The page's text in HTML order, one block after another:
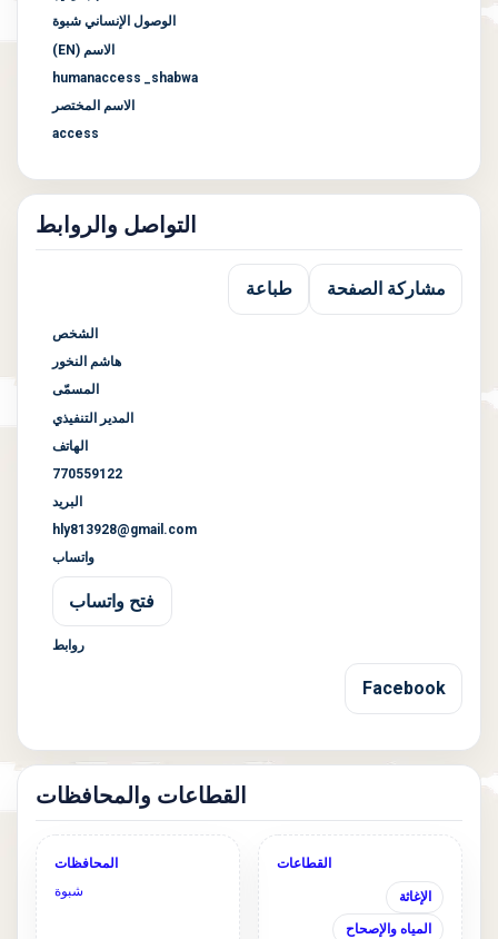
الوصول الإنساني شبوة
الاسم (EN)
humanaccess _shabwa
الاسم المختصر
access
التواصل والروابط
مشاركة الصفحة طباعة
الشخص
هاشم النخور
المسمّى
المدير التنفيذي
الهاتف
770559122
البريد
hly813928@gmail.com
واتساب
فتح واتساب
روابط
Facebook
القطاعات والمحافظات
القطاعات
الإغاثة
المياه والإصحاح
المحافظات
شبوة